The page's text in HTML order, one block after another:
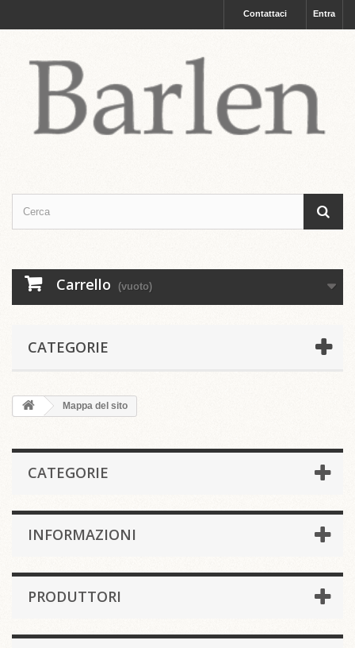
Entra
Contattaci
Carrello (vuoto)
CATEGORIE
Mappa del sito
CATEGORIE
INFORMAZIONI
PRODUTTORI